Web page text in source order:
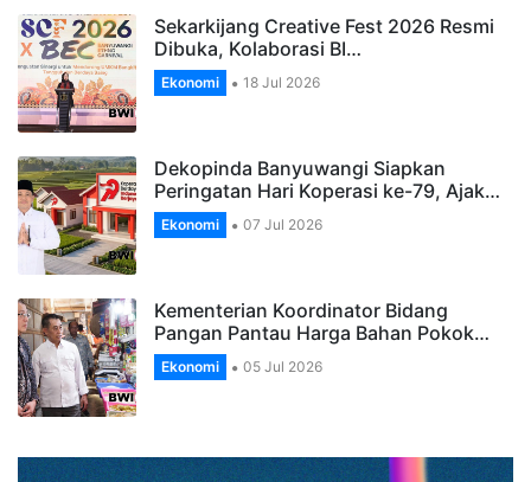
Sekarkijang Creative Fest 2026 Resmi
Dibuka, Kolaborasi BI…
Ekonomi 18 Jul 2026
Dekopinda Banyuwangi Siapkan
Peringatan Hari Koperasi ke-79, Ajak…
Ekonomi 07 Jul 2026
Kementerian Koordinator Bidang
Pangan Pantau Harga Bahan Pokok…
Ekonomi 05 Jul 2026